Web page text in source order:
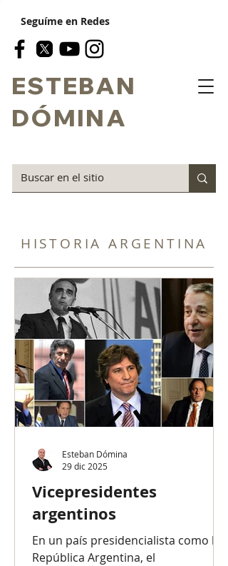
ESTEBAN
DÓMINA
Seguíme en Redes
HISTORIA ARGENTINA
Vicepresidentes
argentinos
En un país presidencialista como la
República Argentina, el
Esteban Dómina
29 dic 2025